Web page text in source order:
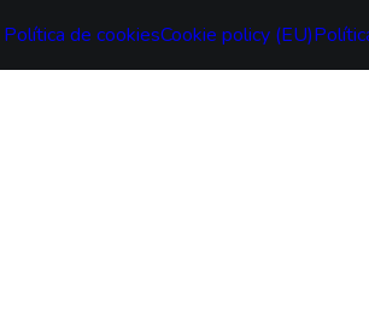
Política de cookiesCookie policy (EU)